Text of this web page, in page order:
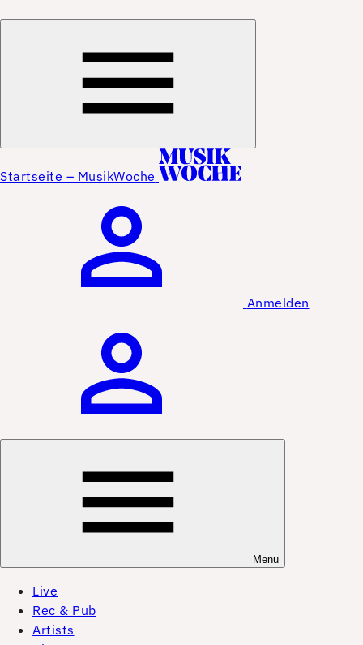
Startseite – MusikWoche
Anmelden
Menu
Live
Rec & Pub
Artists